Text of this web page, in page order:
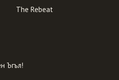
The Rebeat
Ъгъл!